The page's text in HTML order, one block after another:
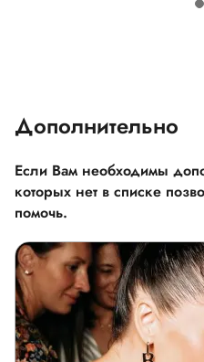
Дополнительно
Если Вам необходимы
которых нет в списке
помочь.